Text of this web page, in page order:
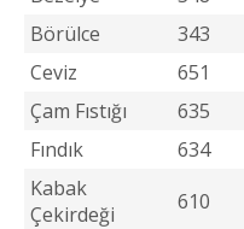
Börülce
343
Ceviz
651
Çam Fıstığı
635
Fındık
634
Kabak
Çekirdeği
610